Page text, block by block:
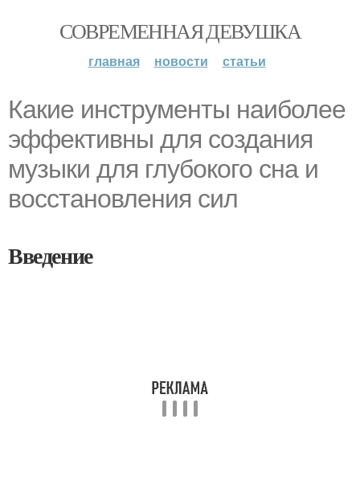
СОВРЕМЕННАЯ ДЕВУШКА
главная новости статьи
Какие инструменты наиболее
эффективны для создания
музыки для глубокого сна и
восстановления сил
Введение